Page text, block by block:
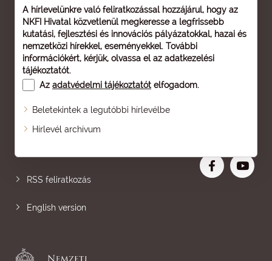
A hírlevelünkre való feliratkozással hozzájárul, hogy az
NKFI Hivatal közvetlenül megkeresse a legfrissebb
kutatási, fejlesztési és innovációs pályázatokkal, hazai és
nemzetközi hírekkel, eseményekkel. További
információkért, kérjük, olvassa el az adatkezelési
tájékoztatót.
Az adatvédelmi tájékoztatót elfogadom.
Beletekintek a legutóbbi hírlevélbe
Hírlevél archívum
Oldaltérkép
RSS feliratkozás
English version